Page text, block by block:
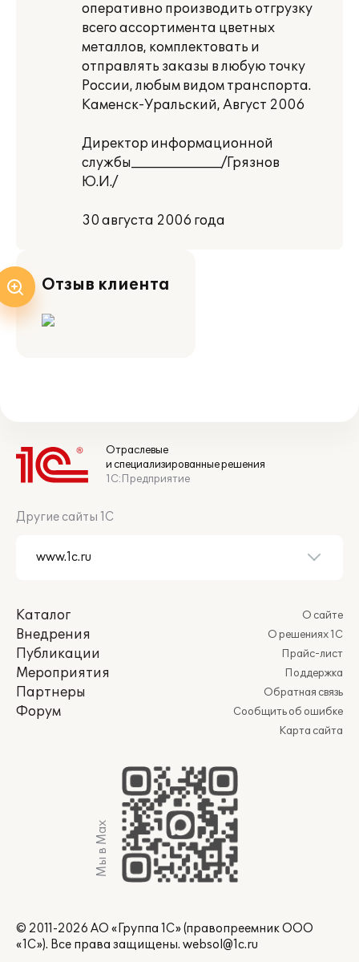
оперативно производить отгрузку
всего ассортимента цветных
металлов, комплектовать и
отправлять заказы в любую точку
России, любым видом транспорта.
Каменск-Уральский, Август 2006
Директор информационной
службы______________/Грязнов
Ю.И./
30 августа 2006 года
Отзыв клиента
Отраслевые
и специализированные решения
1С:Предприятие
Другие сайты 1С
Каталог
Внедрения
Публикации
Мероприятия
Партнеры
Форум
О сайте
О решениях 1С
Прайс-лист
Поддержка
Обратная связь
Сообщить об ошибке
Карта сайта
Мы в Max
© 2011-2026 АО «Группа 1С» (правопреемник ООО
«1С»). Все права защищены. websol@1c.ru